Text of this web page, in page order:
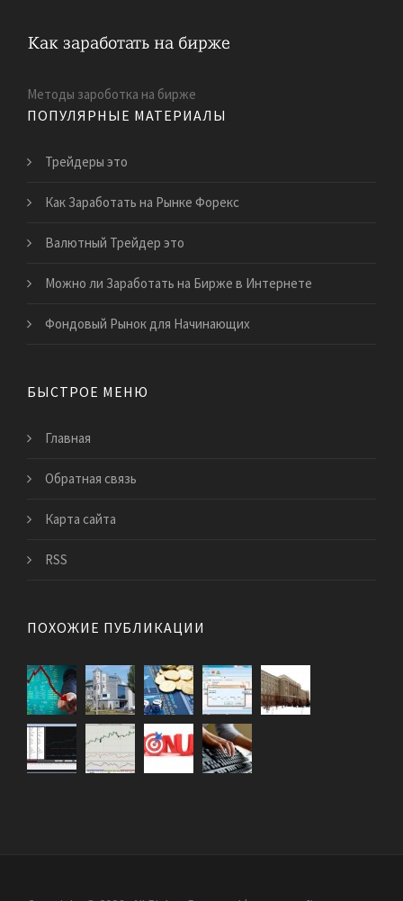
Методы зароботка на бирже
ПОПУЛЯРНЫЕ МАТЕРИАЛЫ
Трейдеры это
Как Заработать на Рынке Форекс
Валютный Трейдер это
Можно ли Заработать на Бирже в Интернете
Фондовый Рынок для Начинающих
БЫСТРОЕ МЕНЮ
Главная
Обратная связь
Карта сайта
RSS
ПОХОЖИЕ ПУБЛИКАЦИИ